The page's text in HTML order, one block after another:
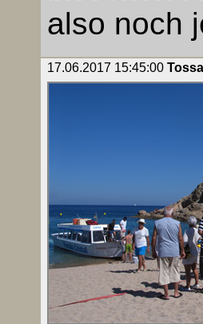
also noch
17.06.2017 15:45:00